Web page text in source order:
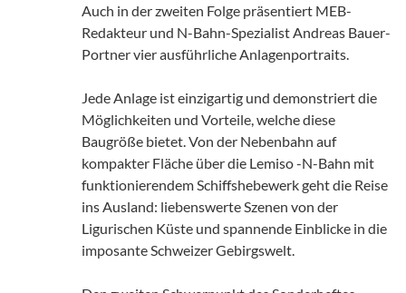
Auch in der zweiten Folge präsentiert MEB-
Redakteur und N-Bahn-Spezialist Andreas Bauer-
Portner vier ausführliche Anlagenportraits.
Jede Anlage ist einzigartig und demonstriert die
Möglichkeiten und Vorteile, welche diese
Baugröße bietet. Von der Nebenbahn auf
kompakter Fläche über die Lemiso -N-Bahn mit
funktionierendem Schiffshebewerk geht die Reise
ins Ausland: liebenswerte Szenen von der
Ligurischen Küste und spannende Einblicke in die
imposante Schweizer Gebirgswelt.